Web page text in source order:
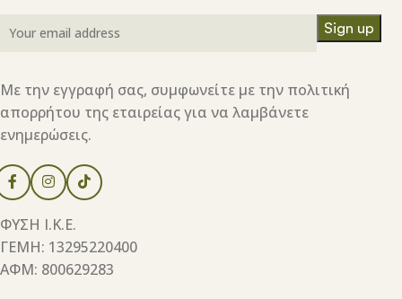
Με την εγγραφή σας, συμφωνείτε με την πολιτική
απορρήτου της εταιρείας για να λαμβάνετε
ενημερώσεις.
ΦΥΣΗ Ι.Κ.Ε.
ΓΕΜΗ: 13295220400
ΑΦΜ: 800629283